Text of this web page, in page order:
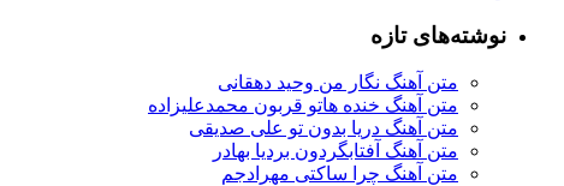
نوشته‌های تازه
متن آهنگ نگار من وحید دهقانی
متن آهنگ خنده هاتو قربون محمدعلیزاده
متن آهنگ دریا بدون تو علی صدیقی
متن آهنگ آفتابگردون بردیا بهادر
متن آهنگ چرا ساکتی مهرادجم